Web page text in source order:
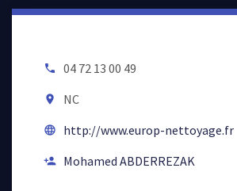
local_phone 04 72 13 00 49
room NC
language http://www.europ-nettoyage.fr
person_add Mohamed ABDERREZAK